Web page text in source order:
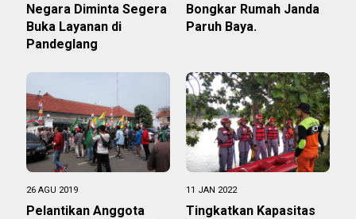
Negara Diminta Segera
Buka Layanan di
Pandeglang
Bongkar Rumah Janda
Paruh Baya.
26 AGU 2019
Pelantikan Anggota
11 JAN 2022
Tingkatkan Kapasitas